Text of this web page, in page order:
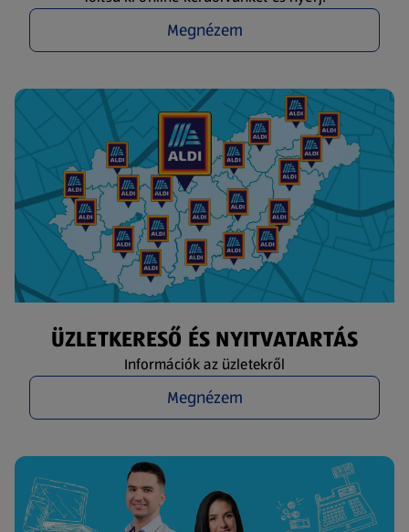
Megnézem
ÜZLETKERESŐ ÉS NYITVATARTÁS
Információk az üzletekről
Megnézem